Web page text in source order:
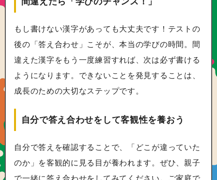
もし書けない漢字があっても大丈夫です！テストの
後の「答え合わせ」こそが、本当の学びの時間。間
違えた漢字をもう一度練習すれば、次は必ず書ける
ようになります。できないことを発見することは、
成長のための大切なステップです。
自分で答え合わせをして客観性を養おう
自分で答えを確認することで、「どこが違っていた
のか」を客観的に見る目が養われます。ぜひ、親子
で一緒に答え合わせをしてみてください。ご家庭で